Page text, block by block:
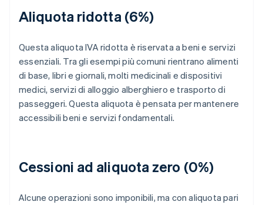
Aliquota ridotta (6%)
Questa aliquota IVA ridotta è riservata a beni e servizi
essenziali. Tra gli esempi più comuni rientrano alimenti
di base, libri e giornali, molti medicinali e dispositivi
medici, servizi di alloggio alberghiero e trasporto di
passeggeri. Questa aliquota è pensata per mantenere
accessibili beni e servizi fondamentali.
Cessioni ad aliquota zero (0%)
Alcune operazioni sono imponibili, ma con aliquota pari